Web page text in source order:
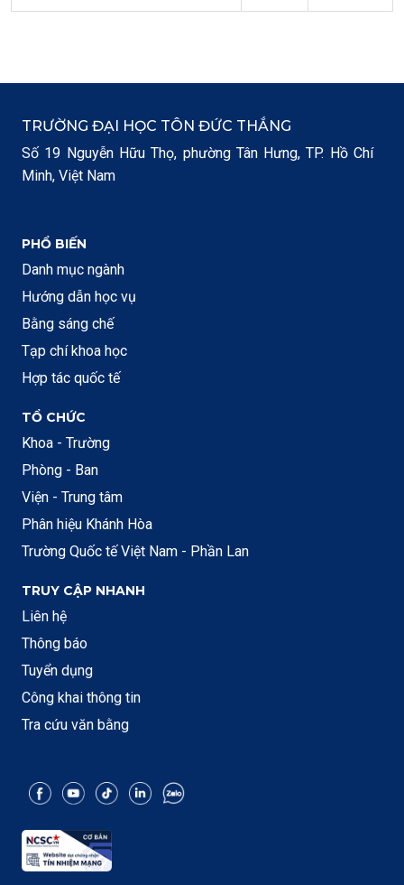
TRƯỜNG ĐẠI HỌC TÔN ĐỨC THẮNG
Số 19 Nguyễn Hữu Thọ, phường Tân Hưng, TP. Hồ Chí
Minh, Việt Nam
PHỔ BIẾN
Danh mục ngành
Hướng dẫn học vụ
Bằng sáng chế
Tạp chí khoa học
Hợp tác quốc tế
TỔ CHỨC
Khoa - Trường
Phòng - Ban
Viện - Trung tâm
Phân hiệu Khánh Hòa
Trường Quốc tế Việt Nam - Phần Lan
TRUY CẬP NHANH
Liên hệ
Thông báo
Tuyển dụng
Công khai thông tin
Tra cứu văn bằng